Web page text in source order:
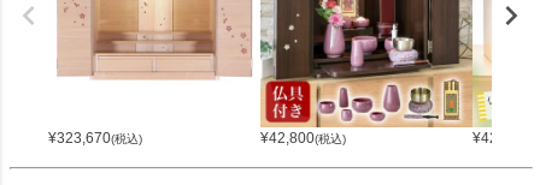
¥323,670(税込) ¥42,800(税込) ¥42,800